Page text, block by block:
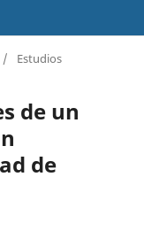
/ Estudios
de un
de